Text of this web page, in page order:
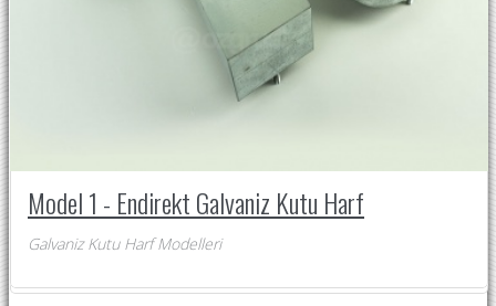
Model 1 - Endirekt Galvaniz Kutu Harf
Galvaniz Kutu Harf Modelleri